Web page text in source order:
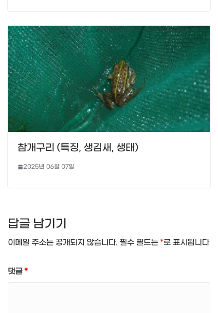
참개구리 (특징, 생김새, 생태)
2025년 06월 07일
답글 남기기
이메일 주소는 공개되지 않습니다. 필수 필드는 *로 표시됩니다
댓글*